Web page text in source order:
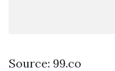
Source: 99.co